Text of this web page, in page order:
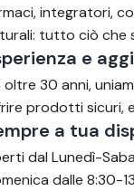
integratori,
tutto ciò che
e
oltre 30 anni,
prodotti sicuri,
a tua
dal Lunedì-
dalle 8:30-